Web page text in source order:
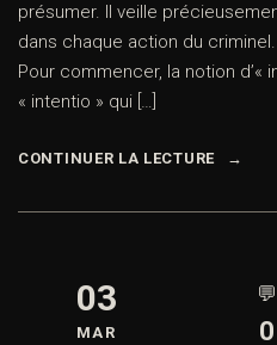
présumer. Il veille
dans chaque action du
Pour commencer, la notion d’«
« intentio » qui […]
CONTINUER LA LECTURE
03
MAR
💬
0